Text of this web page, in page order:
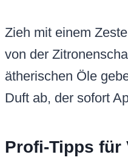
Zieh mit einem
von der
ätherischen Öle
Duft ab, der sofort
Profi-Tipps für